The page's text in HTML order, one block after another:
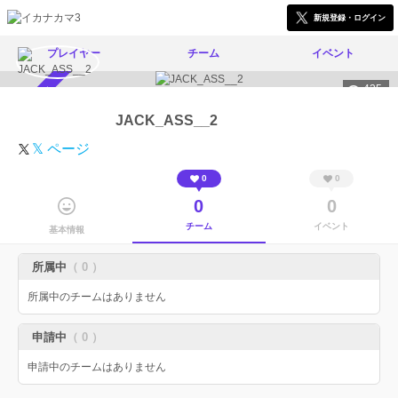
新規登録・ログイン
プレイヤー チーム イベント
425
JACK_ASS__2
𝕏 ページ
基本情報
0
0
チーム
0
0
イベント
所属中 （ 0 ）
所属中のチームはありません
申請中 （ 0 ）
申請中のチームはありません